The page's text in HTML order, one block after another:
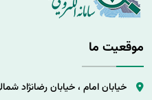
موقعیت ما
خیابان امام ، خیابان رضانژاد شمالی، پلاک 4،